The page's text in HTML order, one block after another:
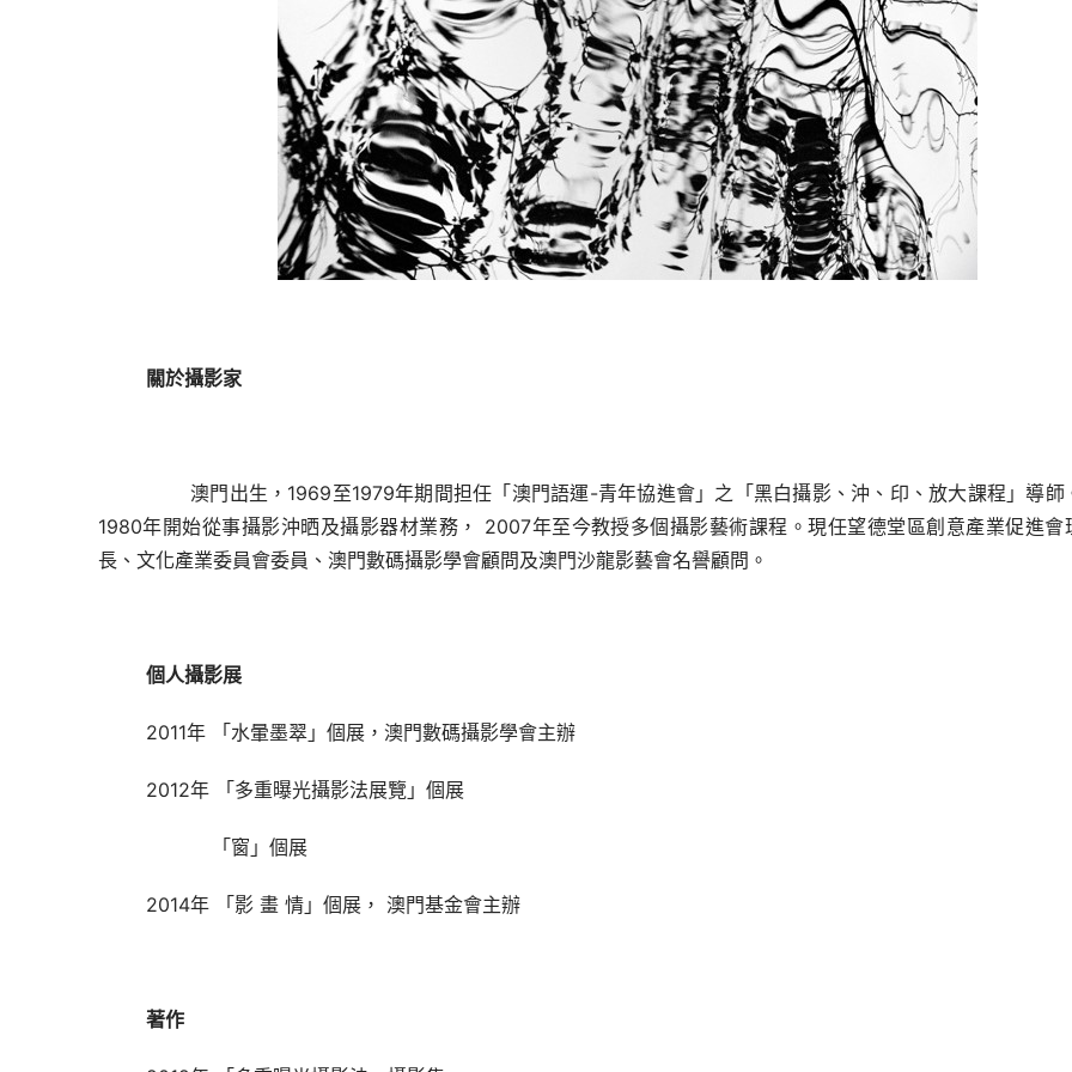
關於攝影家
澳門出生， 1969至1979年期間担任「澳門語運-青年協進會」之「黑白攝影、沖、印、放大課程」導師
1980年開始從事攝影沖晒及攝影器材業務， 2007年至今教授多個攝影藝術課程。現任望德堂區創意產業促進會
長、文化產業委員會委員、澳門數碼攝影學會顧問及澳門沙龍影藝會名譽顧問。
個人攝影展
2011年 「水暈墨翠」個展，澳門數碼攝影學會主辦
2012年 「多重曝光攝影法展覽」個展
「窗」個展
2014年 「影 畫 情」個展， 澳門基金會主辦
著作